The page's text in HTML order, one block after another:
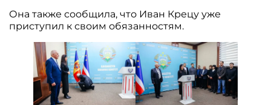
Она также сообщила, что Иван Крецу уже
приступил к своим обязанностям.